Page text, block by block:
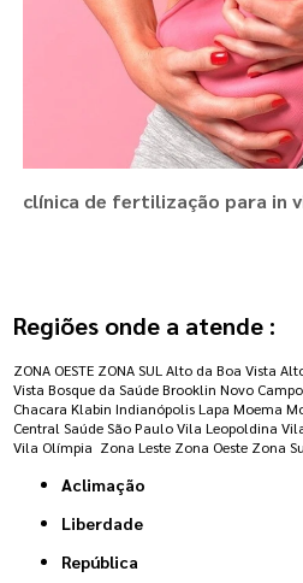
clínica de fertilização para in
Regiões onde a atende :
ZONA OESTE ZONA SUL Alto da Boa Vista
Vista Bosque da Saúde Brooklin Novo
Chacara Klabin Indianópolis Lapa Moema
Central Saúde São Paulo Vila Leopoldina
Vila Olímpia Zona Leste Zona Oeste Zona
Aclimação
Liberdade
República